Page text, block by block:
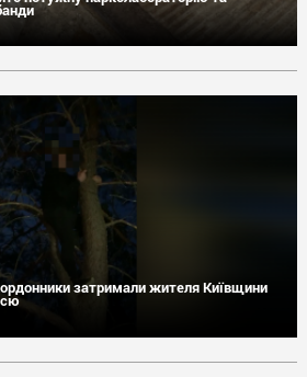
затримали жителя Київщини